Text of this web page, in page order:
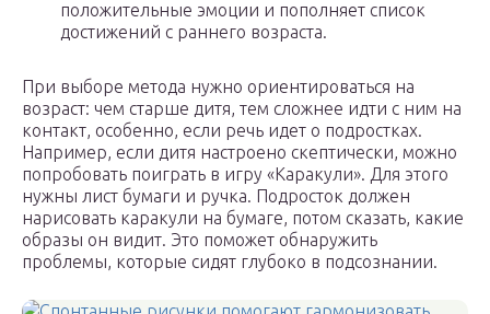
положительные эмоции и пополняет список
достижений с раннего возраста.
При выборе метода нужно ориентироваться на
возраст: чем старше дитя, тем сложнее идти с ним на
контакт, особенно, если речь идет о подростках.
Например, если дитя настроено скептически, можно
попробовать поиграть в игру «Каракули». Для этого
нужны лист бумаги и ручка. Подросток должен
нарисовать каракули на бумаге, потом сказать, какие
образы он видит. Это поможет обнаружить
проблемы, которые сидят глубоко в подсознании.